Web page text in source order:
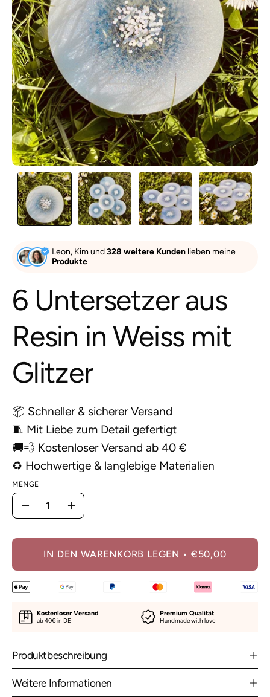
Leon, Kim und328 weitere Kunden lieben meine
Produkte
6 Untersetzer aus
Resin in Weiss mit
Glitzer
📦 Schneller & sicherer Versand
🧵 Mit Liebe zum Detail gefertigt
🚚💨 Kostenloser Versand ab 40 €
♻️ Hochwertige & langlebige Materialien
MENGE
Menge
Menge
Menge
IN DEN WARENKORB LEGEN €50,00
Kostenloser Versand
ab 40€ in DE
Premium Qualität
Handmade with love
Produktbeschreibung
Weitere Informationen